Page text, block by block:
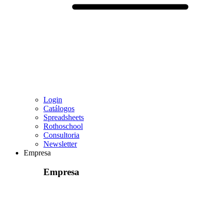
Login
Catálogos
Spreadsheets
Rothoschool
Consultoria
Newsletter
Empresa
Empresa